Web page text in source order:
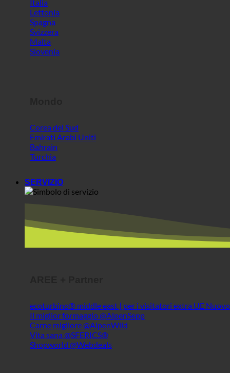
Italia
Lettonia
Spagna
Svizzera
Malta
Slovenia
Corea del Sud
Emirati Arabi Uniti
Bahrain
Turchia
SERVIZIO
ecoturbino® middle east | per i visitatori extra UE
Il miglior formaggio @AlpenSepp
Carne migliore @AlpenWild
Vita sana @SFERICS®
Shopworld @Webdeals